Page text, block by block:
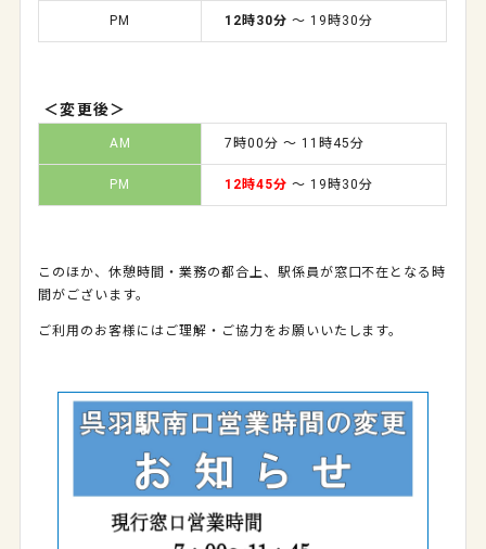
PM 12時30分 ～ 19時30分
＜変更後＞
AM 7時00分 ～ 11時45分
PM 12時45分 ～ 19時30分
このほか、休憩時間・業務の都合上、駅係員が窓口不在となる時
間がございます。
ご利用のお客様にはご理解・ご協力をお願いいたします。